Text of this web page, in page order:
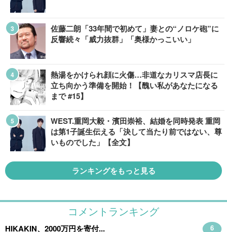
佐藤二朗「33年間で初めて」妻との“ノロケ砲”に
反響続々「威力抜群」「奥様かっこいい」
熱湯をかけられ顔に火傷…非道なカリスマ店長に
立ち向かう準備を開始！【醜い私があなたになる
まで #15】
WEST.重岡大毅・濱田崇裕、結婚を同時発表 重岡
は第1子誕生伝える「決して当たり前ではない、尊
いものでした」【全文】
ランキングをもっと見る